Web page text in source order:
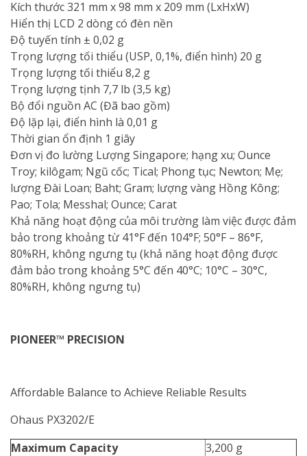
Kích thước 321 mm x 98 mm x 209 mm (LxHxW)
Hiển thị LCD 2 dòng có đèn nền
Độ tuyến tính ± 0,02 g
Trọng lượng tối thiểu (USP, 0,1%, điển hình) 20 g
Trọng lượng tối thiểu 8,2 g
Trọng lượng tịnh 7,7 lb (3,5 kg)
Bộ đổi nguồn AC (Đã bao gồm)
Độ lặp lại, điển hình là 0,01 g
Thời gian ổn định 1 giây
Đơn vị đo lường Lượng Singapore; hạng xu; Ounce
Troy; kilôgam; Ngũ cốc; Tical; Phong tục; Newton; Mẹ;
lượng Đài Loan; Baht; Gram; lượng vàng Hồng Kông;
Pao; Tola; Messhal; Ounce; Carat
Khả năng hoạt động của môi trường làm việc được đảm
bảo trong khoảng từ 41°F đến 104°F; 50°F – 86°F,
80%RH, không ngưng tụ (khả năng hoạt động được
đảm bảo trong khoảng 5°C đến 40°C; 10°C – 30°C,
80%RH, không ngưng tụ)
PIONEER™ PRECISION
Affordable Balance to Achieve Reliable Results
Ohaus PX3202/E
Maximum Capacity
3,200 g